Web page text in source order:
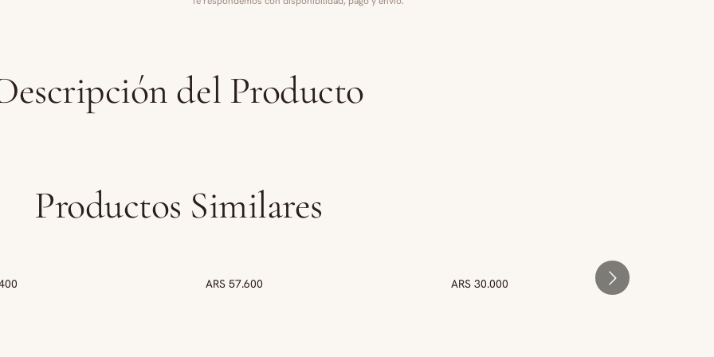
del Producto
Productos Similares
ARS 57.600 ARS 30.000